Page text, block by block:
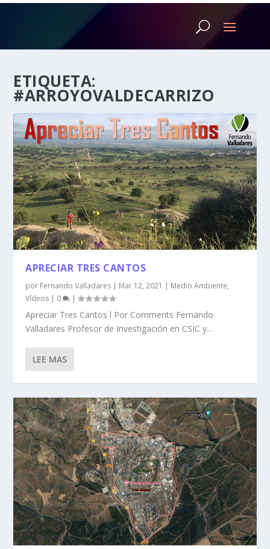
ETIQUETA:
#ARROYOVALDECARRIZO
APRECIAR TRES CANTOS
por Fernando Valladares | Mar 12, 2021 | Medio Ambiente,
Vídeos | 0 |
Apreciar Tres Cantos l Por Comments Fernando
Valladares Profesor de Investigación en CSIC y...
LEE MAS